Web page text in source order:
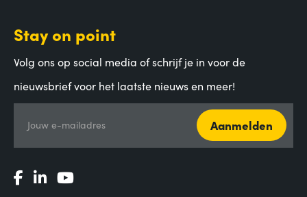
Stay on point
Volg ons op social media of schrijf je in voor de
nieuwsbrief voor het laatste nieuws en meer!
Jouw e-mailadres Aanmelden